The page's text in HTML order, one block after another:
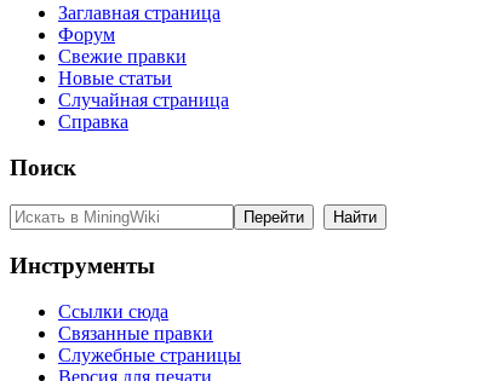
Заглавная страница
Форум
Свежие правки
Новые статьи
Случайная страница
Справка
Поиск
Инструменты
Ссылки сюда
Связанные правки
Служебные страницы